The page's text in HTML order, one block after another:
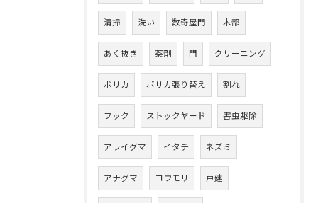
清掃 洗い 数奇屋門 木部
あく抜き 薬剤 門 クリーニング
ポリカ ポリカ張り替え 割れ
フック ストックヤード 害虫駆除
アライグマ イタチ ネズミ
アナグマ コウモリ 戸建